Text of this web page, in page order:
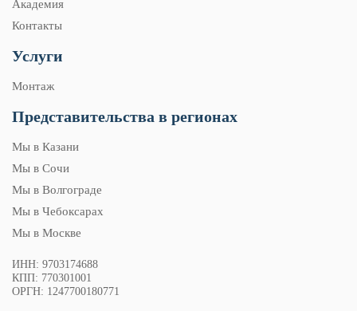
Академия
Контакты
Услуги
Монтаж
Представительства в регионах
Мы в Казани
Мы в Сочи
Мы в Волгограде
Мы в Чебоксарах
Мы в Москве
ИНН: 9703174688
КПП: 770301001
ОРГН: 1247700180771